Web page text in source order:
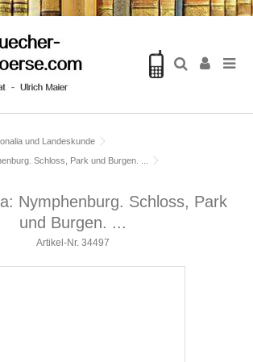
und Landeskunde
Schloss, Park und Burgen. ...
Nymphenburg. Schloss, Park
und Burgen. ...
Artikel-Nr. 34497